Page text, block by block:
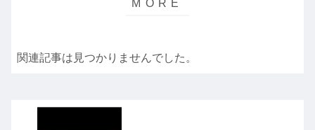
関連記事は見つかりませんでした。